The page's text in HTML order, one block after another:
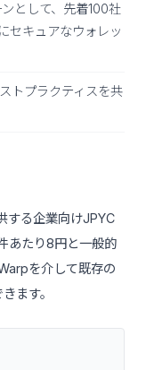
として、先着100社
セキュアなウォレッ
トプラクティスを共
する企業向けJPYC
あたり8円と一般的
を介して既存の
ます。